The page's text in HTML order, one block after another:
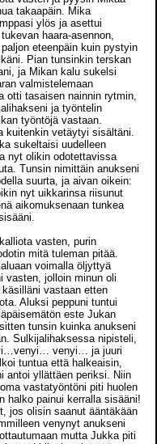
takaapäin. Mika
ylös ja asettui
haara-asennon,
eteenpäin kuin pystyin
Pian tunsinkin terskan
ja Mikan kalu sukelsi
valmistelemaan
otti tasaisen nainnin rytmin,
ja työntelin
työntöjä vastaan.
kuitenkin vetäytyi sisältäni.
sukeltaisi uudelleen
nyt olikin odotettavissa
Tunsin nimittäin anukseni
suurta, ja aivan oikein:
nyt uikkarinsa riisunut
aikomuksenaan tunkea
vasten, purin
mitä tuleman pitää.
voimalla öljyttyä
vasten, jolloin minun oli
vastaan etten
Aluksi peppuni tuntui
este Jukan
tunsin kuinka anukseni
Sulkijalihaksessa nipisteli,
venyi… ja juuri
tuntua että halkeaisin,
antoi yllättäen periksi. Niin
vastatyöntöni piti huolen
halko painui kerralla sisääni!
jos olisin saanut ääntäkään
venynyt anukseni
mutta Jukka piti